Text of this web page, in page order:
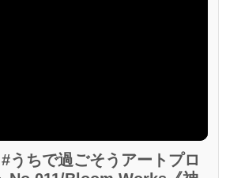
#うちで過ごそうアートプロ